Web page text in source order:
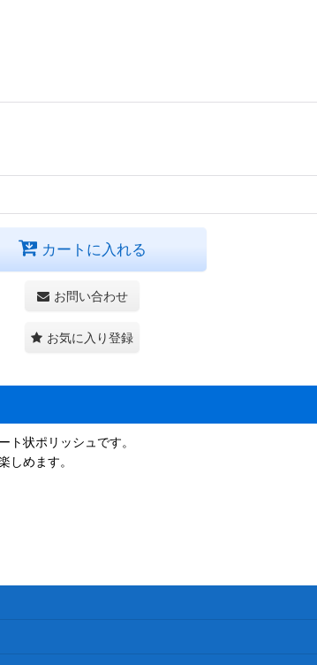
カートに入れる
お問い合わせ
お気に入り登録
状ポリッシュです。
しめます。